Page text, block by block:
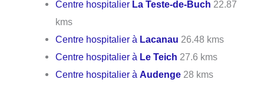
Centre hospitalier La Teste-de-Buch 22.87
kms
Centre hospitalier à Lacanau 26.48 kms
Centre hospitalier à Le Teich 27.6 kms
Centre hospitalier àAudenge 28 kms